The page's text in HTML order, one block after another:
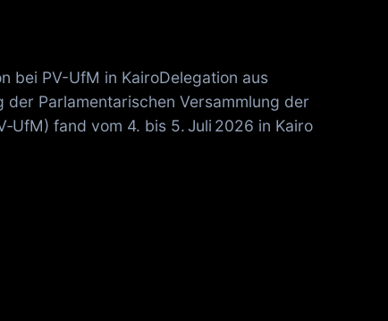
bei PV-UfM in KairoDelegation aus
der Parlamentarischen Versammlung der
fand vom 4. bis 5. Juli 2026 in Kairo